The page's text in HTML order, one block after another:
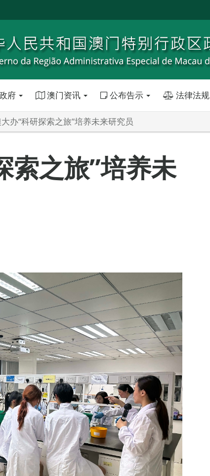
府 澳门资讯 公布告示 法律法规
办“科研探索之旅”培养未来研究员
索之旅”培养未